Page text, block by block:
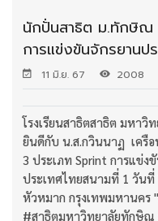
นักปั่นสาธิต ม.ทักษิณ
การแข่งขันจักรยานป
11 มิ.ย. 67 2008
โรงเรียนสาธิตสาธิต มหา
ยินดีกับ น.ส.กวินนาฏ เครื
3 ประเภท Sprint การแข่ง
ประเทศไทยสนามที่ 1 วันที่
หัวหมาก กรุงเทพมหานคร
#สาธิตมหาวิทยาลัยทักษิ